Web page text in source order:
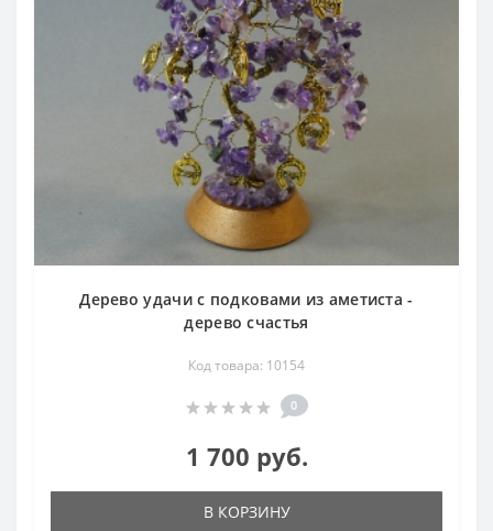
Дерево удачи с подковами из аметиста -
дерево счастья
Код товара: 10154
0
1 700 руб.
В КОРЗИНУ